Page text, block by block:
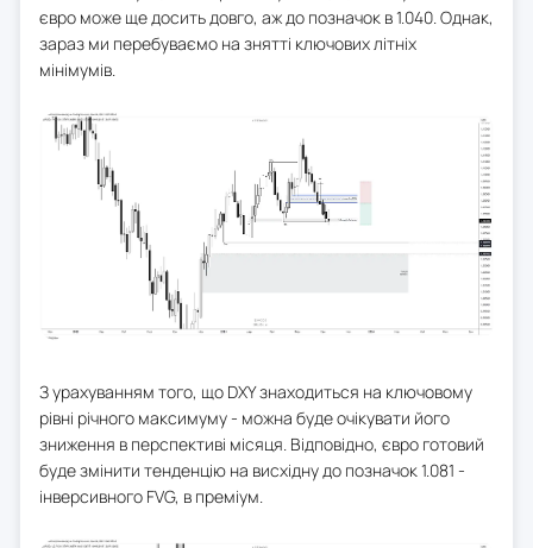
євро може ще досить довго, аж до позначок в 1.040. Однак,
зараз ми перебуваємо на знятті ключових літніх
мінімумів.
З урахуванням того, що DXY знаходиться на ключовому
рівні річного максимуму - можна буде очікувати його
зниження в перспективі місяця. Відповідно, євро готовий
буде змінити тенденцію на висхідну до позначок 1.081 -
інверсивного FVG, в преміум.